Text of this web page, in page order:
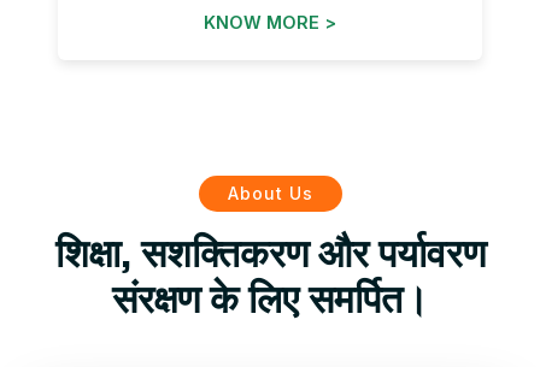
KNOW MORE >
About Us
शिक्षा, सशक्तिकरण और पर्यावरण
संरक्षण के लिए समर्पित।